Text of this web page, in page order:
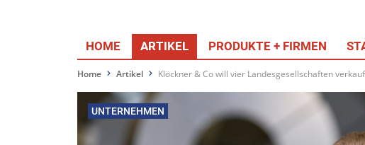
HOME ARTIKEL PRODUKTE + FIRMEN
Home Artikel Klöckner & Co will vier Landesgesellschaften
UNTERNEHMEN